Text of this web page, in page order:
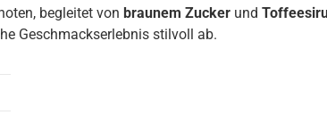
begleitet von braunem Zucker und
Geschmackserlebnis stilvoll ab.